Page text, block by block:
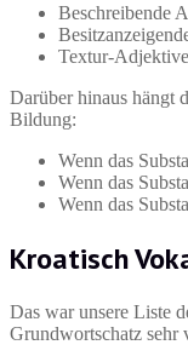
Beschreibende
Textur-
Darüber hinaus hängt
Bildung:
Wenn das
Wenn das
Wenn das
Kroatisch
Das war unsere Liste
Grundwortschatz sehr